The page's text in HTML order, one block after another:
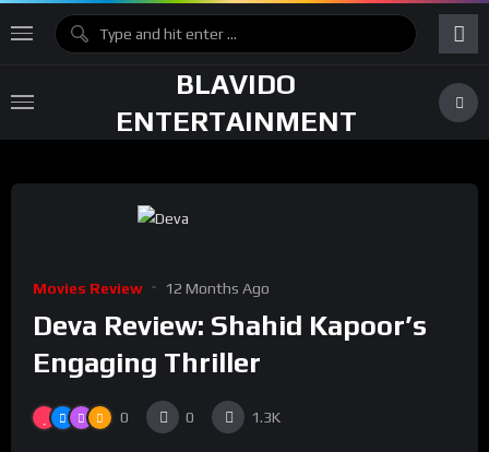
BLAVIDO
ENTERTAINMENT
Movies Review 12 Months Ago
Deva Review: Shahid Kapoor’s
Engaging Thriller
0 0 1.3K